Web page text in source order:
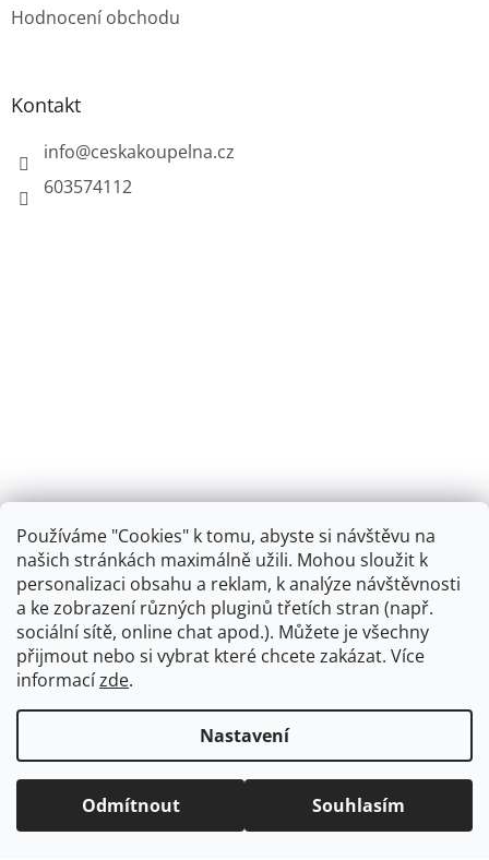
Používáme "Cookies" k tomu, abyste si návštěvu na
našich stránkách maximálně užili. Mohou sloužit k
personalizaci obsahu a reklam, k analýze návštěvnosti
a ke zobrazení různých pluginů třetích stran (např.
sociální sítě, online chat apod.). Můžete je všechny
přijmout nebo si vybrat které chcete zakázat. Více
informacízde.
Nastavení
Odmítnout Souhlasím
Hodnocení obchodu
Kontakt
info@ceskakoupelna.cz
603574112
Retro koupelna
Vytvořil Shoptet + plnenieshopu.cz
Copyright 2026Dřezová-baterie.cz. Všechna práva